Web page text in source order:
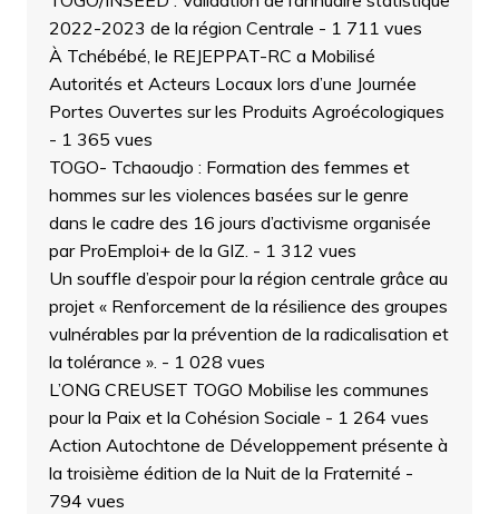
2022-2023 de la région Centrale - 1 711 vues
À Tchébébé, le REJEPPAT-RC a Mobilisé
Autorités et Acteurs Locaux lors d’une Journée
Portes Ouvertes sur les Produits Agroécologiques
- 1 365 vues
TOGO- Tchaoudjo : Formation des femmes et
hommes sur les violences basées sur le genre
dans le cadre des 16 jours d’activisme organisée
par ProEmploi+ de la GIZ. - 1 312 vues
Un souffle d’espoir pour la région centrale grâce au
projet « Renforcement de la résilience des groupes
vulnérables par la prévention de la radicalisation et
la tolérance ». - 1 028 vues
L’ONG CREUSET TOGO Mobilise les communes
pour la Paix et la Cohésion Sociale - 1 264 vues
Action Autochtone de Développement présente à
la troisième édition de la Nuit de la Fraternité -
794 vues